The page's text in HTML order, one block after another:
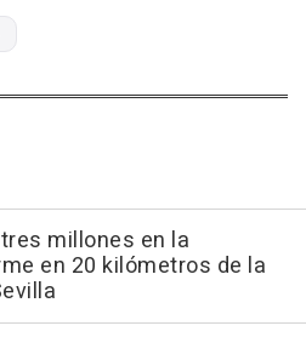
millones en la
en 20 kilómetros de la